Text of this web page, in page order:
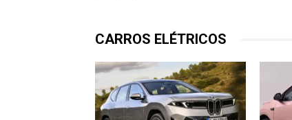
CARROS ELÉTRICOS